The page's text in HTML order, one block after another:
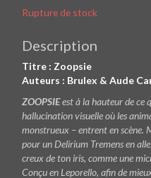
Rupture de stock
Description
Titre : Zoopsie
Auteurs : Brulex & Aude
ZOOPSIEest à la hauteur de ce
hallucination visuelle où les
monstrueux – entrent en scène.
pour un Delirium Tremens en
creux de ton iris, comme une
Conçu en Leporello, afin de